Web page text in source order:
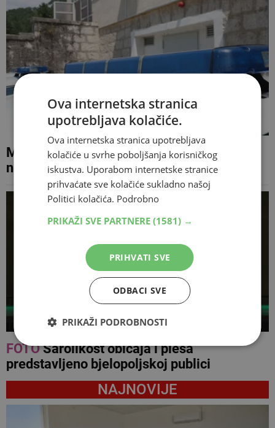
Motociklist teško ozlijeđen u prometnoj
nesreći na Tromeđi
FOTOŠarolikost običaja i plesa
predstavljeno bjelopoljskoj publici
NAJNOVIJE
Ova internetska stranica
upotrebljava kolačiće.
Ova internetska stranica upotrebljava
kolačiće u svrhe poboljšanja korisničkog
iskustva. Uporabom internetske stranice
prihvaćate sve kolačiće sukladno našoj
Politici kolačića. Podrobno
PRIKAŽI SVE PARTNERE (1581) →
PRIHVATI SVE
ODBACI SVE
PRIKAŽI PODROBNOSTI